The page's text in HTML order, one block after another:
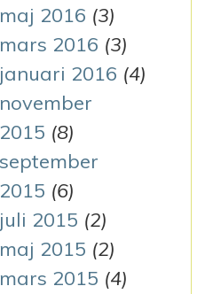
maj 2016 (3)
mars 2016 (3)
januari 2016 (4)
november
2015 (8)
september
2015 (6)
juli 2015 (2)
maj 2015 (2)
mars 2015 (4)